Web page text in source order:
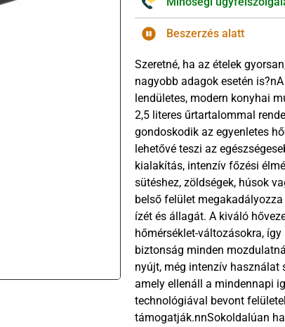
Beszerzés alatt
Szeretné, ha az ételek
nagyobb adagok esetén
lendületes, modern konyhai
2,5 literes űrtartalommal
gondoskodik az egyenletes
lehetővé teszi az
kialakítás, intenzív főzési
sütéshez, zöldségek, húsok
belső felület
ízét és állagát. A kiváló
hőmérséklet-változásokra,
biztonság minden
nyújt, még intenzív használat
amely ellenáll a mindennapi
technológiával bevont
támogatják.nnSokoldalúan